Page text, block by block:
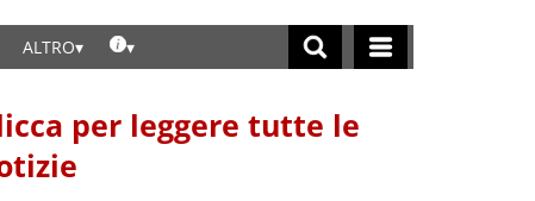
ALTRO
per leggere tutte le